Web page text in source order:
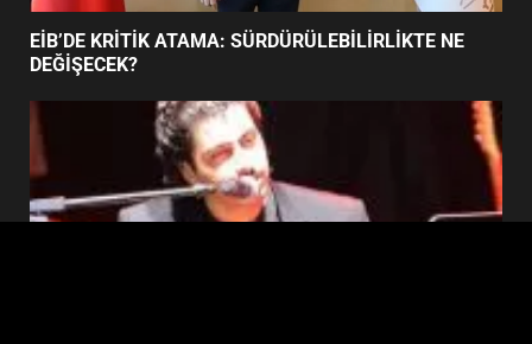
BURHANİYE SATRANÇ
TURNUVASI KAYITLARI NEYİ
7
BURHANİYE BELEDİYESPOR’DA
YENİ YÖNETİM NASIL
ŞEKİLLENDİ?
EİB’DE KRİTİK ATAMA: SÜRDÜRÜLEBİLİRLİKTE NE
DEĞİŞECEK?